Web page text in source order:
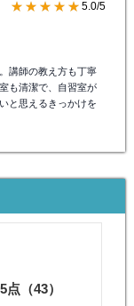
★★★★★5.0/5
講師の教え方も丁寧
も清潔で、自習室が